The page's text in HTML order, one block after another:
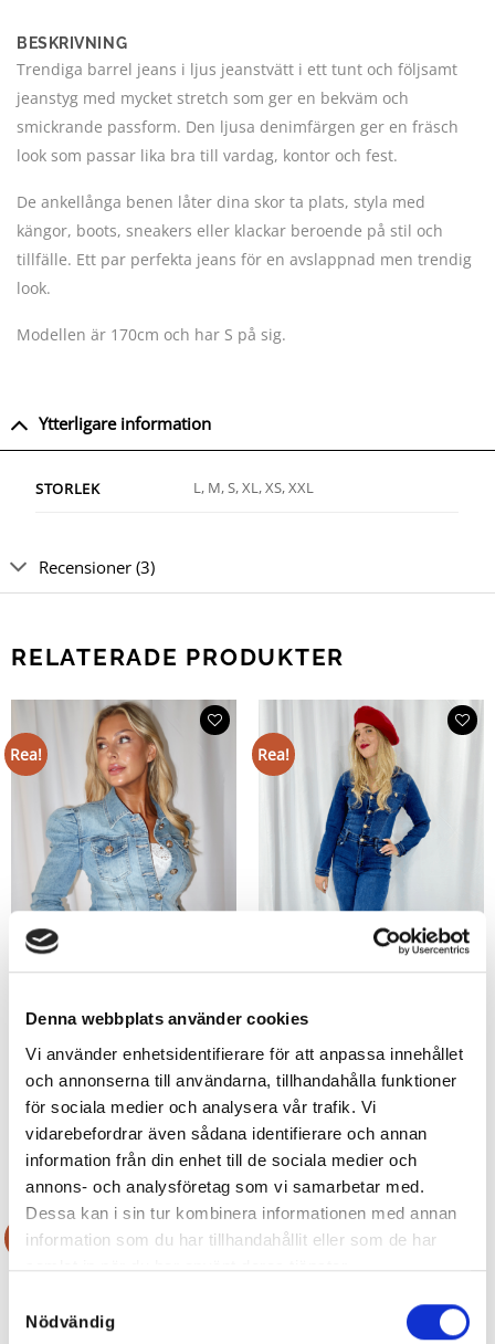
Denna webbplats använder cookies
Vi använder enhetsidentifierare för att anpassa innehållet
och annonserna till användarna, tillhandahålla funktioner
för sociala medier och analysera vår trafik. Vi
vidarebefordrar även sådana identifierare och annan
information från din enhet till de sociala medier och
annons- och analysföretag som vi samarbetar med.
Dessa kan i sin tur kombinera informationen med annan
information som du har tillhandahållit eller som de har
samlat in när du har använt deras tjänster.
Nödvändig
BESKRIVNING
Trendiga barrel jeans i ljus jeanstvätt i ett tunt och följsamt
jeanstyg med mycket stretch som ger en bekväm och
smickrande passform. Den ljusa denimfärgen ger en fräsch
look som passar lika bra till vardag, kontor och fest.
De ankellånga benen låter dina skor ta plats, styla med
kängor, boots, sneakers eller klackar beroende på stil och
tillfälle. Ett par perfekta jeans för en avslappnad men trendig
look.
Modellen är 170cm och har S på sig.
Ytterligare information
STORLEK L, M, S, XL, XS, XXL
Recensioner (3)
RELATERADE PRODUKTER
Rea!
Lyxig Puffärmsjeansjacka
kr
599,50kr
Rea!
Jennie Jumpsuit
1.199
599,50
Rea! Rea!